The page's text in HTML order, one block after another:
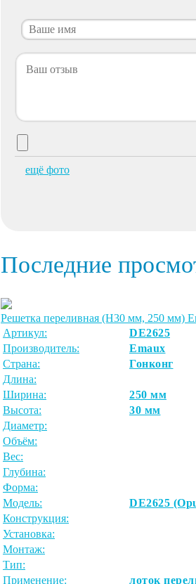
ещё фото
Последние
Решетка переливная (Н30 мм, 250 мм)
Артикул:
DE2625
Производитель:
Emaux
Страна:
Гонконг
Длина:
Ширина:
250 мм
Высота:
30 мм
Диаметр:
Объём:
Вес:
Глубина:
Форма:
Модель:
DE2625
Конструкция:
Установка:
Монтаж:
Тип:
Применение:
лоток